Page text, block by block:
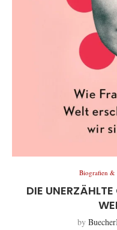
Biografien &
DIE
by